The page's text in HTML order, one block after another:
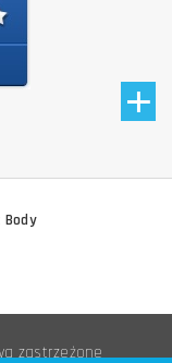
Body
zastrzeżone